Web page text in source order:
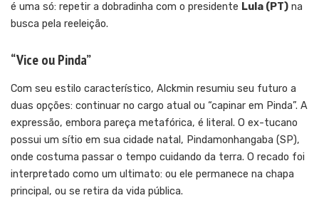
é uma só: repetir a dobradinha com o presidente Lula (PT) na
busca pela reeleição.
“Vice ou Pinda”
Com seu estilo característico, Alckmin resumiu seu futuro a
duas opções: continuar no cargo atual ou “capinar em Pinda”. A
expressão, embora pareça metafórica, é literal. O ex-tucano
possui um sítio em sua cidade natal, Pindamonhangaba (SP),
onde costuma passar o tempo cuidando da terra. O recado foi
interpretado como um ultimato: ou ele permanece na chapa
principal, ou se retira da vida pública.